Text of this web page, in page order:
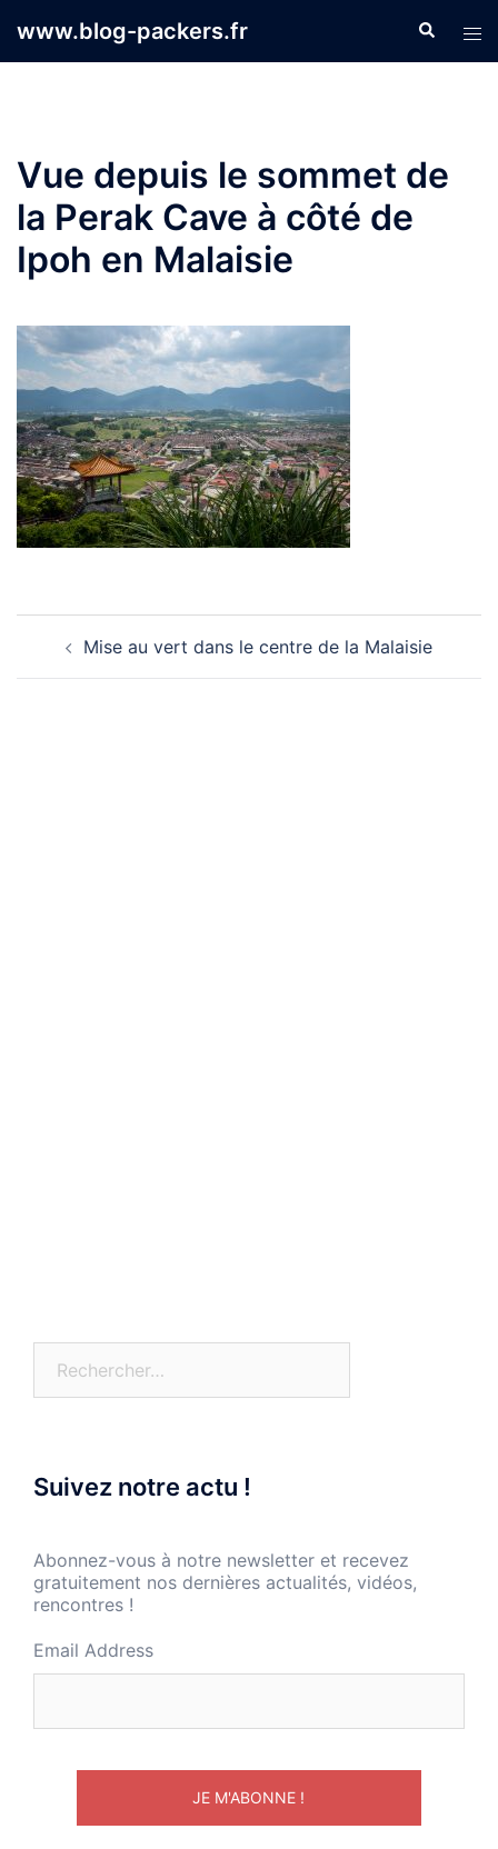
www.blog-packers.fr
le
Vue depuis le sommet de
la Perak Cave à côté de
Ipoh en Malaisie
d’articleMise au vert dans le centre de la Malaisie
Suivez notre actu !
Abonnez-vous à notre newsletter et recevez
gratuitement nos dernières actualités, vidéos,
rencontres !
Email Address